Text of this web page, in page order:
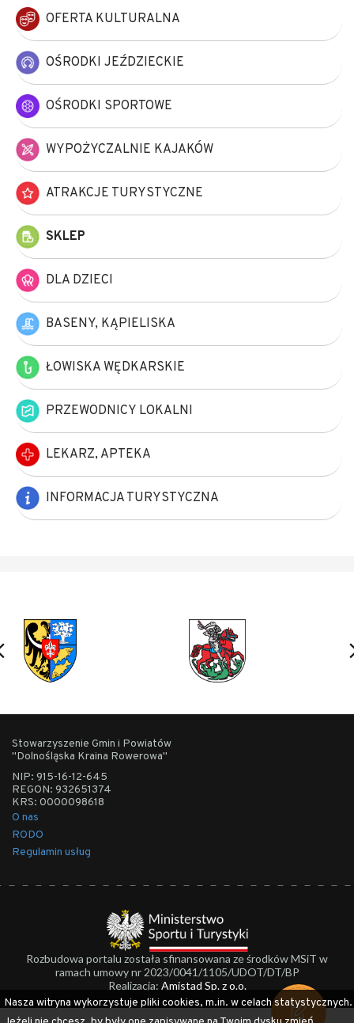
OFERTA KULTURALNA
OŚRODKI JEŹDZIECKIE
OŚRODKI SPORTOWE
WYPOŻYCZALNIE KAJAKÓW
ATRAKCJE TURYSTYCZNE
SKLEP
DLA DZIECI
BASENY, KĄPIELISKA
ŁOWISKA WĘDKARSKIE
PRZEWODNICY LOKALNI
LEKARZ, APTEKA
INFORMACJA TURYSTYCZNA
Stowarzyszenie Gmin i Powiatów
"Dolnośląska Kraina Rowerowa"
NIP: 915-16-12-645
REGON: 932651374
KRS: 0000098618
O nas
RODO
Regulamin usług
Rozbudowa portalu została sfinansowana ze środków MSiT w
ramach umowy nr 2023/0041/1105/UDOT/DT/BP
Realizacja: Amistad Sp. z o.o.
Nasza witryna wykorzystuje pliki cookies, m.in. w celach statystycznych.